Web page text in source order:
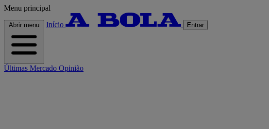
Menu principal
Abrir menu Início Entrar
Últimas Mercado Opinião